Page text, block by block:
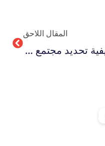
المقال اللاحق
كيفية تحديد مجتمع الدراسة وعينته في 7 خطوات